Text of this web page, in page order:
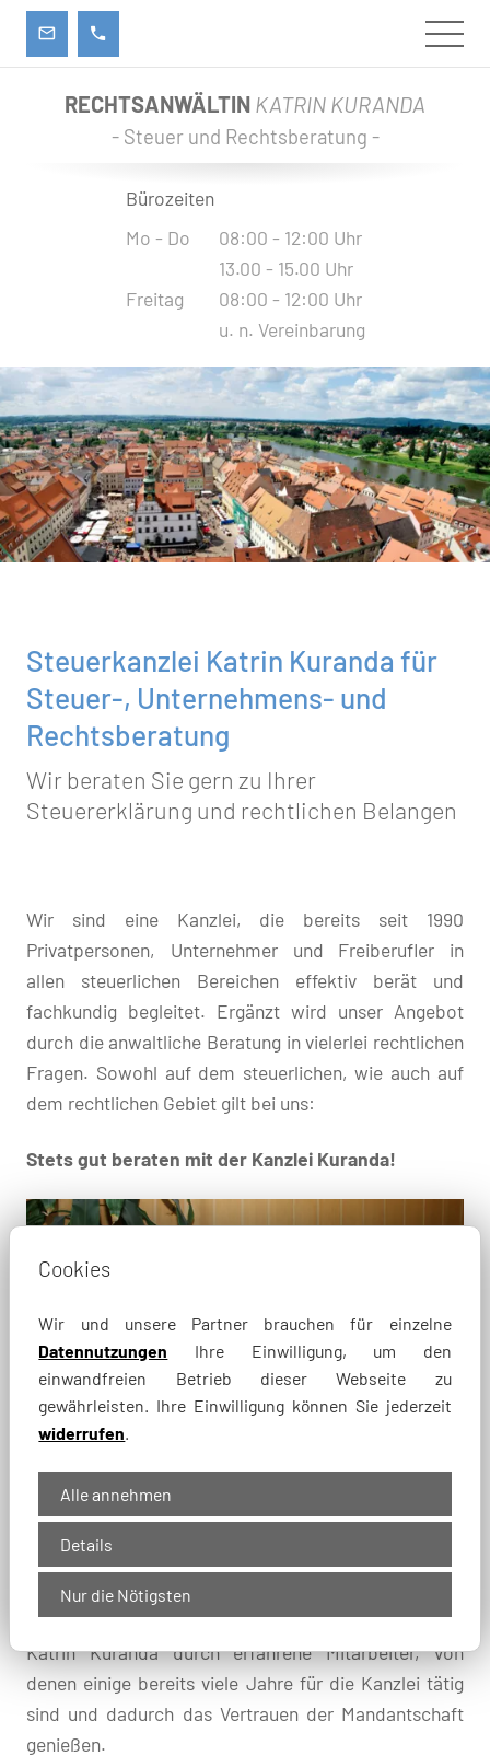
RECHTSANWÄLTIN KATRIN KURANDA
- Steuer und Rechtsberatung -
Bürozeiten
Mo - Do
08:00 - 12:00 Uhr
13.00 - 15.00 Uhr
Freitag
08:00 - 12:00 Uhr
u. n. Vereinbarung
Steuerkanzlei Katrin Kuranda für
Steuer-, Unternehmens- und
Rechtsberatung
Wir beraten Sie gern zu Ihrer
Steuererklärung und rechtlichen Belangen
Wir sind eine Kanzlei, die bereits seit 1990
Privatpersonen, Unternehmer und Freiberufler in
allen steuerlichen Bereichen effektiv berät und
fachkundig begleitet. Ergänzt wird unser Angebot
durch die anwaltliche Beratung in vielerlei rechtlichen
Fragen. Sowohl auf dem steuerlichen, wie auch auf
dem rechtlichen Gebiet gilt bei uns:
Stets gut beraten mit der Kanzlei Kuranda!
Schwerpunkt der Tätigkeit ist nach wie vor die
Unternehmensberatung und die anwaltliche Beratung
ergänzt wird. Unterstützt wird Frau Rechtsanwältin
Katrin Kuranda durch erfahrene Mitarbeiter, von
denen einige bereits viele Jahre für die Kanzlei tätig
sind und dadurch das Vertrauen der Mandantschaft
genießen.
Cookies
Wir und unsere Partner brauchen für einzelne
Datennutzungen Ihre Einwilligung, um den
einwandfreien Betrieb dieser Webseite zu
gewährleisten. Ihre Einwilligung können Sie jederzeit
widerrufen.
Alle annehmen
Details
Nur die Nötigsten